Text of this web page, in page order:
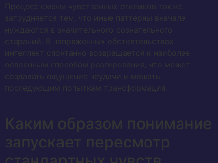
Процесс смены чувственных откликов также
затрудняется тем, что иные паттерны вначале
нуждаются в значительного сознательного
стараний. В напряженных обстоятельствах
интеллект спонтанно возвращается к наиболее
освоенным способам реагирования, что может
создавать ощущение неудачи и мешать
последующим попыткам трансформаций.
Каким образом понимание
запускает пересмотр